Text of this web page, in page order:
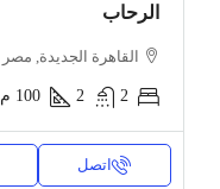
الرحاب
القاهرة الجديدة, مصر
2
2
100 م2
اتصل